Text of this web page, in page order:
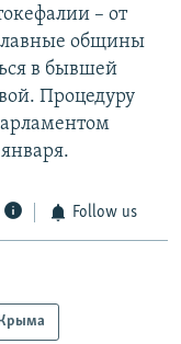
– от
общины
в бывшей
Процедуру
Follow us